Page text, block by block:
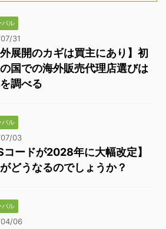
バル
31
外展開のカギは買主にあり】初
国での海外販売代理店選びは
調べる
バル
03
コードが2028年に大幅改定】
どうなるのでしょうか？
バル
06